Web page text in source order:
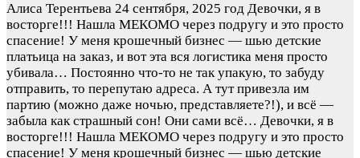
Алиса Терентьева 24 сентября, 2025 год Девочки, я в
восторге!!! Нашла МЕКОМО через подругу и это просто
спасение! У меня крошечный бизнес — шью детские
платьица на заказ, и вот эта вся логистика меня просто
убивала… Постоянно что-то не так упакую, то забуду
отправить, то перепутаю адреса. А тут привезла им
партию (можно даже ночью, представляете?!), и всё —
забыла как страшный сон! Они сами всё… Девочки, я в
восторге!!! Нашла МЕКОМО через подругу и это просто
спасение! У меня крошечный бизнес — шью детские